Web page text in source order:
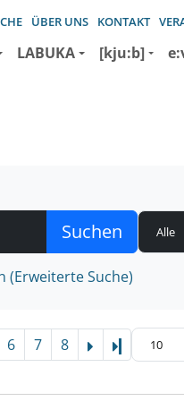
ÜBER UNS KONTAKT
LABUKA [kju:b]
(Erweiterte Suche)
6 7 8 Letzte